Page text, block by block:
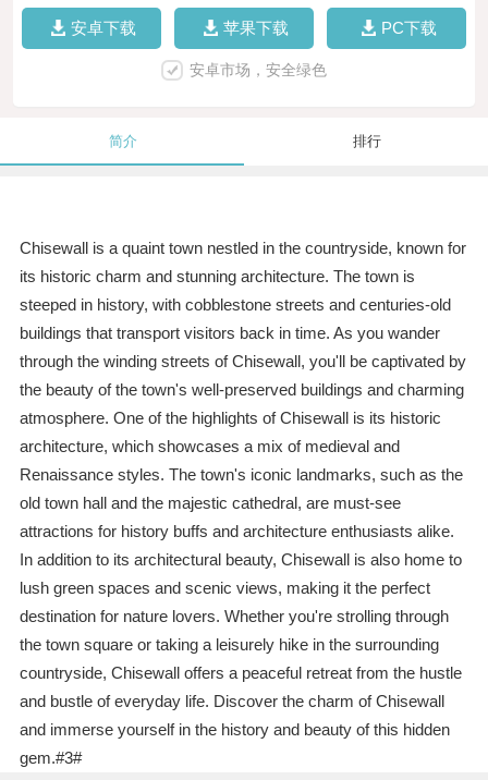
安卓下载 苹果下载 PC下载
安卓市场，安全绿色
简介 排行
Chisewall is a quaint town nestled in the countryside, known for
its historic charm and stunning architecture. The town is
steeped in history, with cobblestone streets and centuries-old
buildings that transport visitors back in time. As you wander
through the winding streets of Chisewall, you'll be captivated by
the beauty of the town's well-preserved buildings and charming
atmosphere. One of the highlights of Chisewall is its historic
architecture, which showcases a mix of medieval and
Renaissance styles. The town's iconic landmarks, such as the
old town hall and the majestic cathedral, are must-see
attractions for history buffs and architecture enthusiasts alike.
In addition to its architectural beauty, Chisewall is also home to
lush green spaces and scenic views, making it the perfect
destination for nature lovers. Whether you're strolling through
the town square or taking a leisurely hike in the surrounding
countryside, Chisewall offers a peaceful retreat from the hustle
and bustle of everyday life. Discover the charm of Chisewall
and immerse yourself in the history and beauty of this hidden
gem.#3#